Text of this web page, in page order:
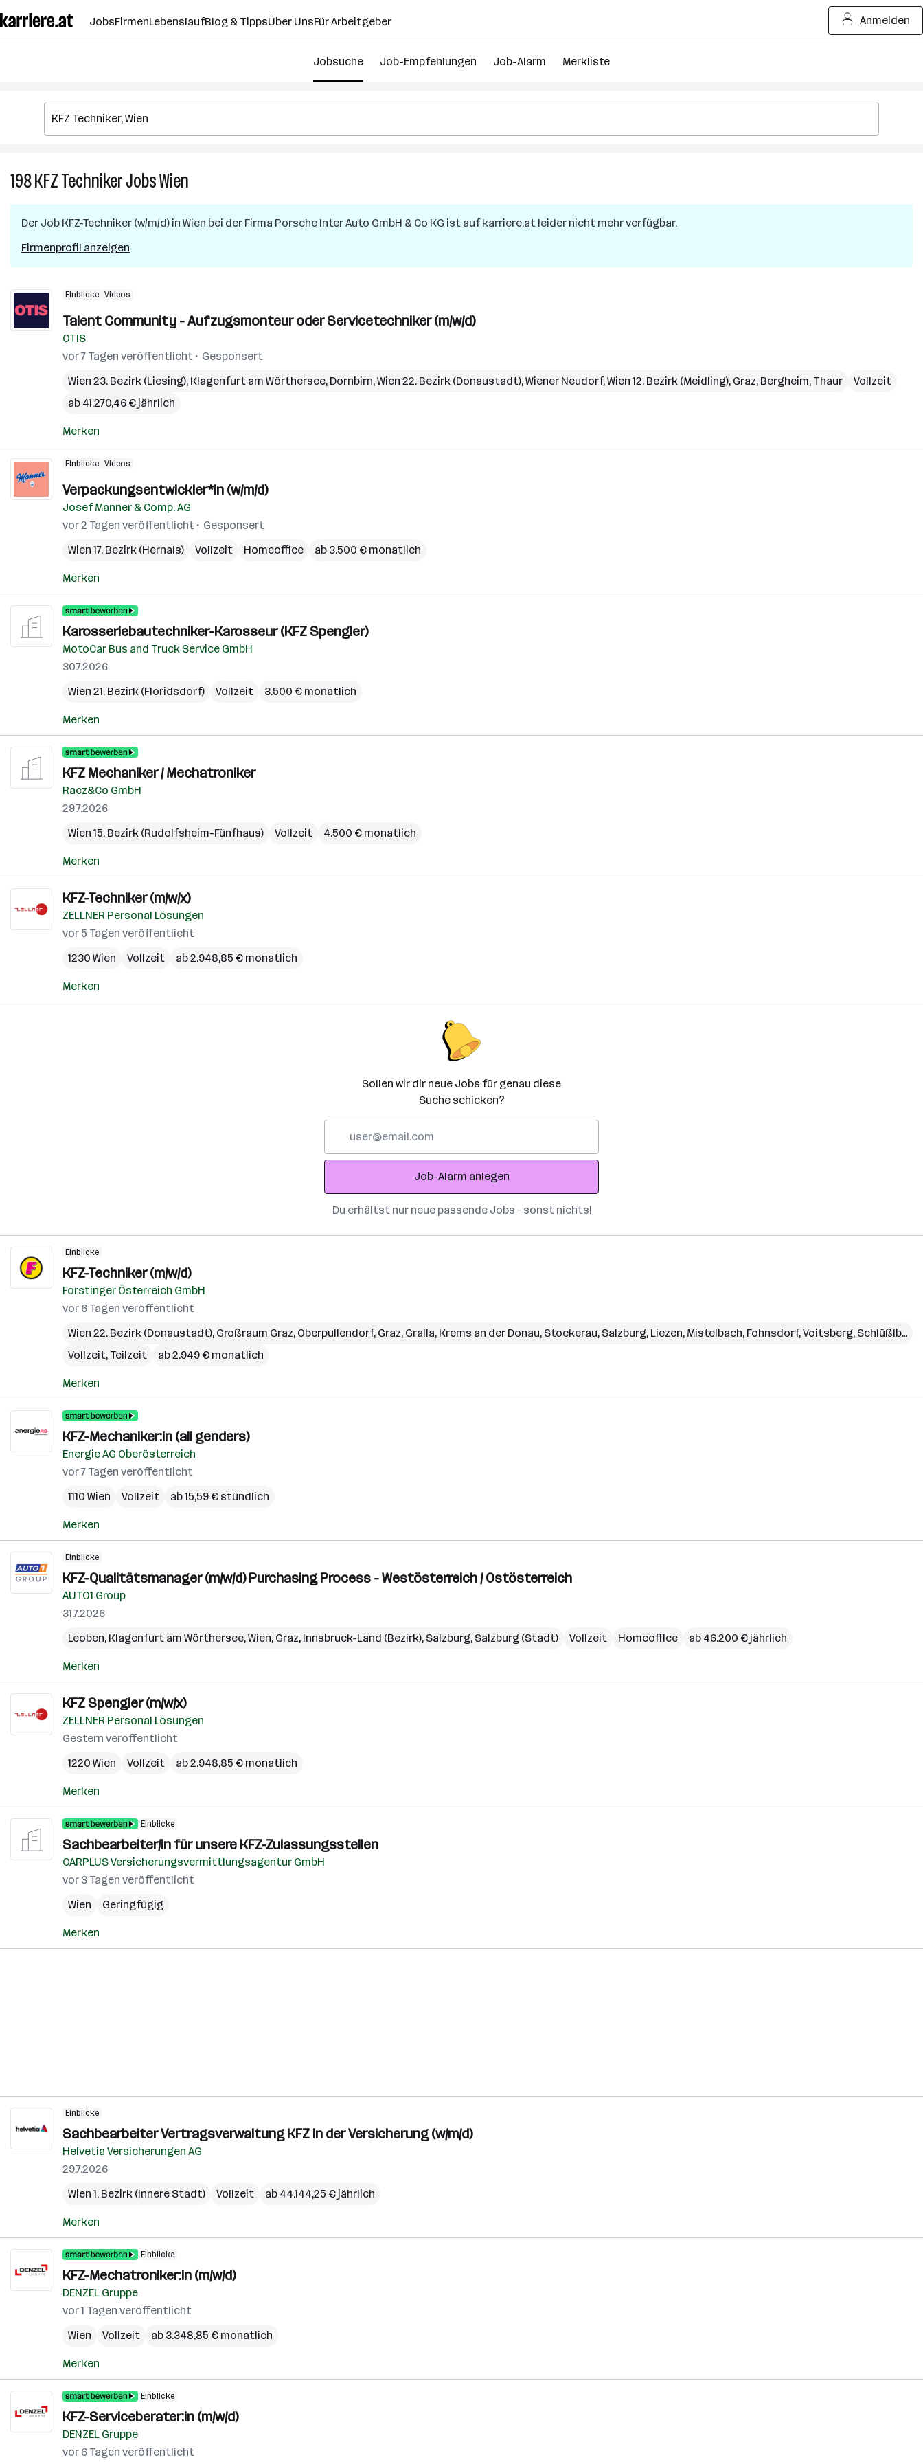
Seiteninhalt
springen
JobsFirmenLebenslaufBlog & TippsÜber UnsFür Arbeitgeber Anmelden
Jobsuche Job-Empfehlungen Job-Alarm Merkliste
198KFZ TechnikerJobsWien
Jobs
Der Job KFZ-Techniker (w/m/d) in Wien bei der Firma Porsche Inter Auto GmbH & Co KG ist auf karriere.at leider nicht mehr verfügbar.
Firmenprofil anzeigen
Einblicke Videos
Talent Community - Aufzugsmonteur oder Servicetechniker (m/w/d)
OTIS
vor 7 Tagen veröffentlicht
Gesponsert
Wien 23. Bezirk (Liesing), Klagenfurt am Wörthersee, Dornbirn,Wien 22. Bezirk (Donaustadt),Wiener Neudorf,Wien 12. Bezirk (Meidling), Graz, Bergheim, Thaur
Vollzeit
ab 41.270,46 € jährlich
Merken
Einblicke Videos
Verpackungsentwickler*in (w/m/d)
Josef Manner & Comp. AG
vor 2 Tagen veröffentlicht
Gesponsert
Wien 17. Bezirk (Hernals)
Vollzeit Homeoffice ab 3.500 € monatlich
Merken
Karosseriebautechniker-Karosseur (KFZ Spengler)
MotoCar Bus and Truck Service GmbH
30.7.2026
Wien 21. Bezirk (Floridsdorf)
Vollzeit 3.500 € monatlich
Merken
KFZ Mechaniker / Mechatroniker
Racz&Co GmbH
29.7.2026
Wien 15. Bezirk (Rudolfsheim-Fünfhaus)
Vollzeit 4.500 € monatlich
Merken
KFZ-Techniker (m/w/x)
ZELLNER Personal Lösungen
vor 5 Tagen veröffentlicht
1230 Wien
Vollzeit ab 2.948,85 € monatlich
Merken
Sollen wir dir neue Jobs für genau diese
Suche schicken?
Adresse
Job-Alarm anlegen
Du erhältst nur neue passende Jobs – sonst nichts!
Einblicke
KFZ-Techniker (m/w/d)
Forstinger Österreich GmbH
vor 6 Tagen veröffentlicht
Wien 22. Bezirk (Donaustadt), Großraum Graz, Oberpullendorf, Graz, Gralla, Krems an der Donau, Stockerau, Salzburg, Liezen, Mistelbach, Fohnsdorf,Voitsberg, Schlüßlberg
Vollzeit, Teilzeit
ab 2.949 € monatlich
Merken
KFZ-Mechaniker:in (all genders)
Energie AG Oberösterreich
vor 7 Tagen veröffentlicht
1110 Wien
Vollzeit ab 15,59 € stündlich
Merken
Einblicke
KFZ-Qualitätsmanager (m/w/d) Purchasing Process - Westösterreich / Ostösterreich
AUTO1 Group
31.7.2026
Leoben, Klagenfurt am Wörthersee,Wien, Graz, Innsbruck-Land (Bezirk), Salzburg, Salzburg (Stadt) Vollzeit Homeoffice ab 46.200 € jährlich
Merken
KFZ Spengler (m/w/x)
ZELLNER Personal Lösungen
Gestern veröffentlicht
1220 Wien
Vollzeit ab 2.948,85 € monatlich
Merken
Einblicke
Sachbearbeiter/in für unsere KFZ-Zulassungsstellen
CARPLUS Versicherungsvermittlungsagentur GmbH
vor 3 Tagen veröffentlicht
Wien
Geringfügig
Merken
Einblicke
Sachbearbeiter Vertragsverwaltung KFZ in der Versicherung (w/m/d)
Helvetia Versicherungen AG
29.7.2026
Wien 1. Bezirk (Innere Stadt)
Vollzeit ab 44.144,25 € jährlich
Merken
Einblicke
KFZ-Mechatroniker:in (m/w/d)
DENZEL Gruppe
vor 1 Tagen veröffentlicht
Wien
Vollzeit ab 3.348,85 € monatlich
Merken
Einblicke
KFZ-Serviceberater:in (m/w/d)
DENZEL Gruppe
vor 6 Tagen veröffentlicht